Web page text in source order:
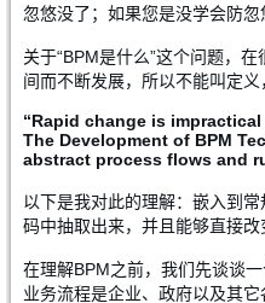
忽悠没了；如果您是没学会防
关于“BPM是什么”这个问题，
间而不断发展，所以不能叫定
“Rapid change is
The Development of BPM
abstract process flows and
以下是我对此的理解：嵌入到
码中抽取出来，并且能够直接改
在理解BPM之前，我们先谈谈
业务流程是企业、政府以及其